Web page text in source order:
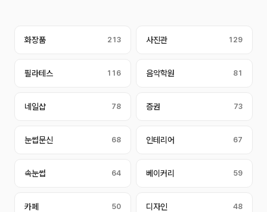
화장품 213 사진관 129
필라테스 116 음악학원 81
네일샵 78 증권 73
눈썹문신 68 인테리어 67
속눈썹 64 베이커리 59
카페 50 디자인 48